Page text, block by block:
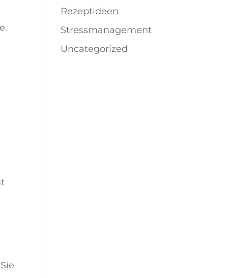
Rezeptideen
Stressmanagement
Uncategorized